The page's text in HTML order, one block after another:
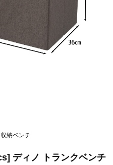
納ベンチ
ディノ トランクベンチ